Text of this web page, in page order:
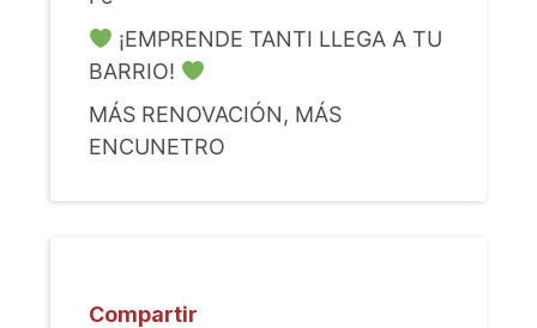
¡EMPRENDE TANTI LLEGA A TU
BARRIO!
MÁS RENOVACIÓN, MÁS
ENCUNETRO
Compartir